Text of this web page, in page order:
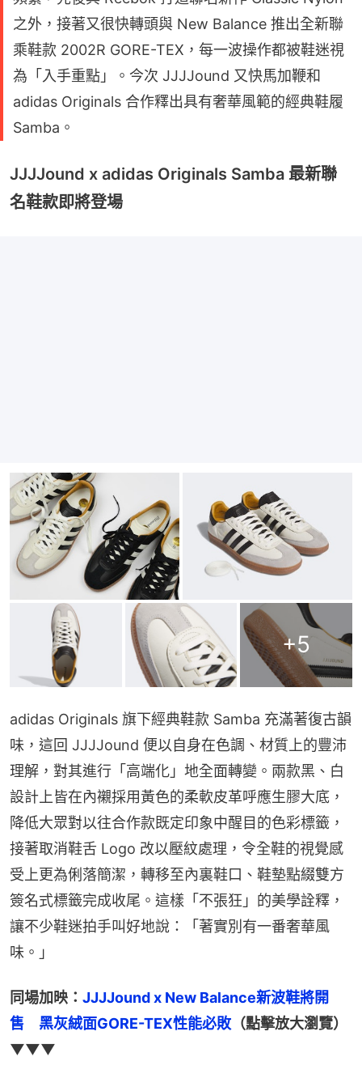
之外，接著又很快轉頭與 New Balance 推出全新聯
乘鞋款 2002R GORE-TEX，每一波操作都被鞋迷視
為「入手重點」。今次 JJJJound 又快馬加鞭和
adidas Originals 合作釋出具有奢華風範的經典鞋履
Samba。
JJJJound x adidas Originals Samba 最新聯
名鞋款即將登場
+5
adidas Originals 旗下經典鞋款 Samba 充滿著復古韻
味，這回 JJJJound 便以自身在色調、材質上的豐沛
理解，對其進行「高端化」地全面轉變。兩款黑、白
設計上皆在內襯採用黃色的柔軟皮革呼應生膠大底，
降低大眾對以往合作款既定印象中醒目的色彩標籤，
接著取消鞋舌 Logo 改以壓紋處理，令全鞋的視覺感
受上更為俐落簡潔，轉移至內裏鞋口、鞋墊點綴雙方
簽名式標籤完成收尾。這樣「不張狂」的美學詮釋，
讓不少鞋迷拍手叫好地說：「著實別有一番奢華風
味。」
同場加映： JJJJound x New Balance新波鞋將開
售　黑灰絨面GORE-TEX性能必敗 （點擊放大瀏覽）
▼▼▼